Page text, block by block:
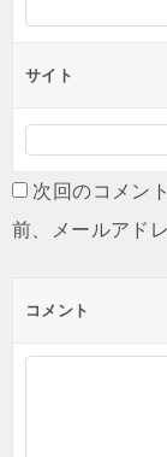
サイト
次回のコメン
前、メールアド
コメント